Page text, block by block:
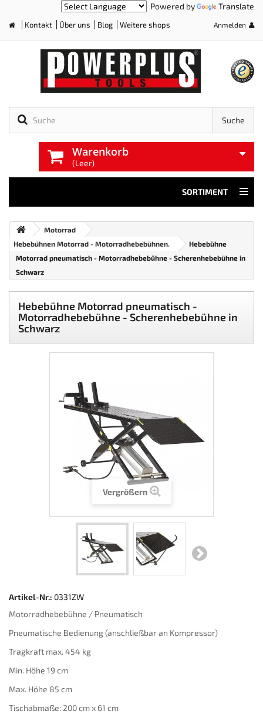
Powered by Translate
Kontakt Über uns Blog Weitere shops Anmelden
Suche
Warenkorb
(Leer)
SORTIMENT
Motorrad
Hebebühnen Motorrad - Motorradhebebühnen.
Hebebühne
Motorrad pneumatisch - Motorradhebebühne - Scherenhebebühne in
Schwarz
Hebebühne Motorrad pneumatisch -
Motorradhebebühne - Scherenhebebühne in
Schwarz
Vergrößern
Artikel-Nr.: 0331ZW
Motorradhebebühne / Pneumatisch
Pneumatische Bedienung (anschließbar an Kompressor)
Tragkraft max. 454 kg
Min. Höhe 19 cm
Max. Höhe 85 cm
Tischabmaße: 200 cm x 61 cm